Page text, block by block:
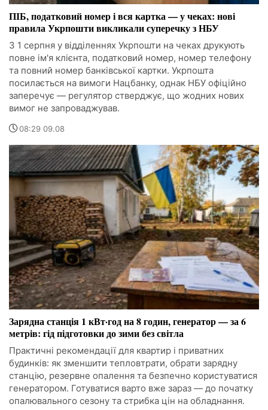
ПІБ, податковий номер і вся картка — у чеках: нові
правила Укрпошти викликали суперечку з НБУ
З 1 серпня у відділеннях Укрпошти на чеках друкують
повне ім'я клієнта, податковий номер, номер телефону
та повний номер банківської картки. Укрпошта
посилається на вимоги Нацбанку, однак НБУ офіційно
заперечує — регулятор стверджує, що жодних нових
вимог не запроваджував.
08:29 09.08
Зарядна станція 1 кВт·год на 8 годин, генератор — за 6
метрів: гід підготовки до зими без світла
Практичні рекомендації для квартир і приватних
будинків: як зменшити тепловтрати, обрати зарядну
станцію, резервне опалення та безпечно користуватися
генератором. Готуватися варто вже зараз — до початку
опалювального сезону та стрибка цін на обладнання.